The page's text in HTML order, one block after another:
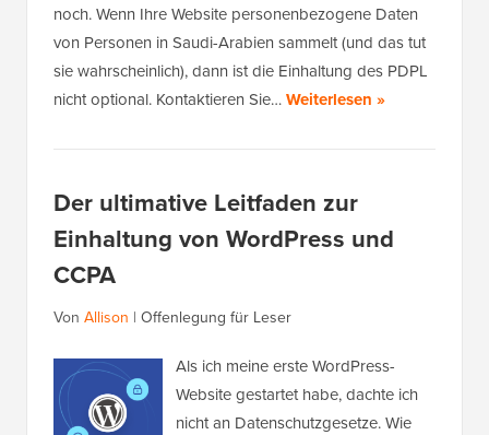
noch. Wenn Ihre Website personenbezogene Daten
von Personen in Saudi-Arabien sammelt (und das tut
sie wahrscheinlich), dann ist die Einhaltung des PDPL
nicht optional. Kontaktieren Sie…Weiterlesen »
Der ultimative Leitfaden zur
Einhaltung von WordPress und
CCPA
Von Allison | Offenlegung für Leser
Als ich meine erste WordPress-
Website gestartet habe, dachte ich
nicht an Datenschutzgesetze. Wie